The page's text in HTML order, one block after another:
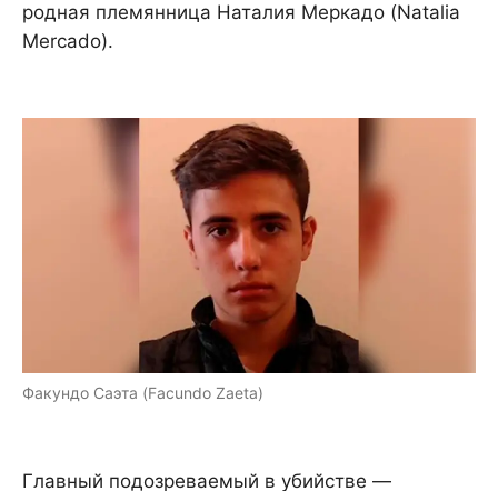
родная племянница Наталия Меркадо (Natalia
Mercado).
Факундо Саэта (Facundo Zaeta)
Главный подозреваемый в убийстве —